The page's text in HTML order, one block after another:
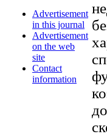
Advertisement
in this journal
Advertisement
on the web
site
Contact
information